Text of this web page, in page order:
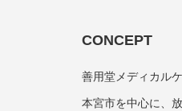
CONCEPT
善用堂メディカル
本宮市を中心に、